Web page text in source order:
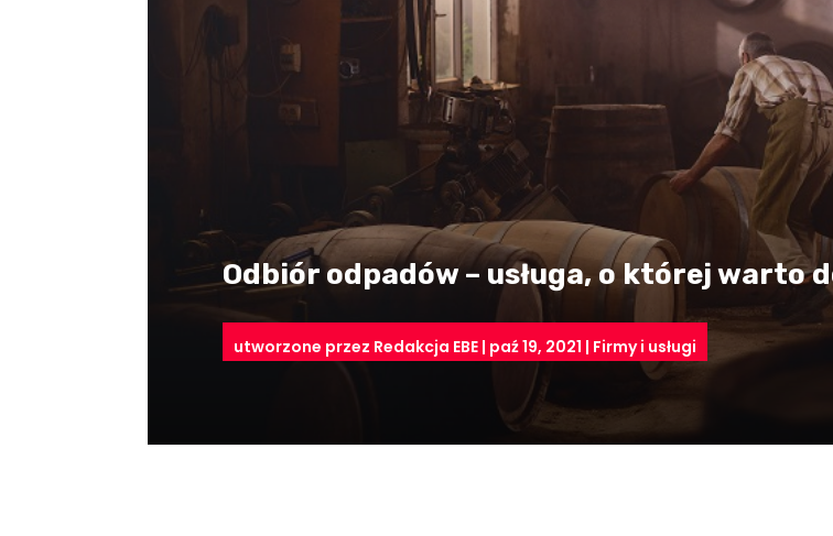
Odbiór odpadów – usługa, o której warto
utworzone przez Redakcja EBE| paź 19, 2021 | Firmy i usługi